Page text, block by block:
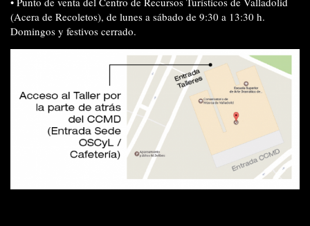
(Acera de Recoletos), de lunes a sábado de 9:30 a 13:30 h.
Domingos y festivos cerrado.